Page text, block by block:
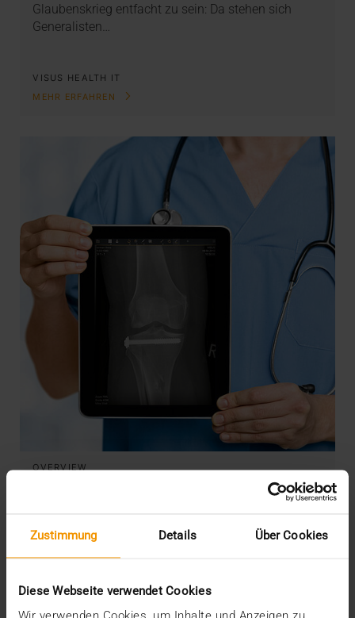
Zustimmung Details Über Cookies
Diese Webseite verwendet Cookies
Glaubenskrieg entfacht zu sein: Da stehen sich
Generalisten…
VISUS HEALTH IT
MEHR ERFAHREN
OVERVIEW
Datenzugriff zu jeder Zeit und an jedem
Ort
23.03.2018
Um den medizinischen Workflow und damit